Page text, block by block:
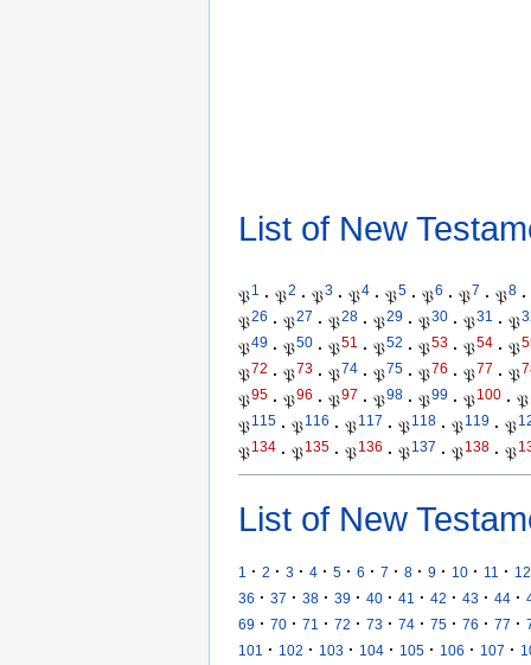
List of New
𝔓1 · 𝔓2 · 𝔓3 · 𝔓4 · 𝔓5 · 𝔓6 · 𝔓7 · 𝔓8 ·
𝔓26 · 𝔓27 · 𝔓28 · 𝔓29 · 𝔓30 · 𝔓31 · 𝔓
𝔓49 · 𝔓50 · 𝔓51 · 𝔓52 · 𝔓53 · 𝔓54 · 𝔓
𝔓72 · 𝔓73 · 𝔓74 · 𝔓75 · 𝔓76 · 𝔓77 · 𝔓
𝔓95 · 𝔓96 · 𝔓97 · 𝔓98 · 𝔓99 · 𝔓100 · 𝔓
𝔓115 · 𝔓116 · 𝔓117 · 𝔓118 · 𝔓119 · 𝔓
𝔓134 · 𝔓135 · 𝔓136 · 𝔓137 · 𝔓138 · 𝔓
List of New
1 · 2 · 3 · 4 · 5 · 6 · 7 · 8 · 9 · 10 · 11 · 12
36 · 37 · 38 · 39 · 40 · 41 · 42 · 43 · 44 ·
69 · 70 · 71 · 72 · 73 · 74 · 75 · 76 · 77 ·
101
· 102 · 103 · 104 · 105 · 106 · 107 ·